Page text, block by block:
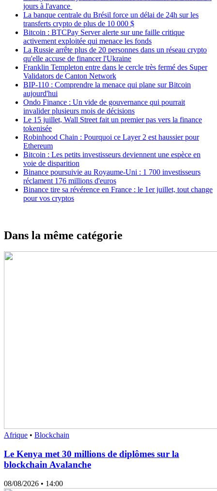
jours à l'avance
La banque centrale du Brésil force un délai de 24h sur les
transferts crypto de plus de 10 000 $
Bitcoin : BTCPay Server alerte sur une faille critique
activement exploitée qui menace les fonds
La Russie arrête plus de 20 personnes dans un réseau crypto
qu'elle accuse de financer l'Ukraine
Franklin Templeton entre dans le cercle très fermé des Super
Validators de Canton Network
BIP-110 : Comprendre la menace qui plane sur Bitcoin
aujourd'hui
Ondo Finance : Un vide de gouvernance qui pourrait
invalider plusieurs mois de décisions
Le 15 juillet, Wall Street fait un premier pas vers la finance
tokenisée
Robinhood Chain : Pourquoi ce Layer 2 est haussier pour
Ethereum
Bitcoin : Les petits investisseurs deviennent une espèce en
voie de disparition
Binance poursuivie au Royaume-Uni : 1 700 investisseurs
réclament 176 millions d'euros
Binance tire sa révérence en France : le 1er juillet, tout change
pour vos cryptos
Dans la même catégorie
Afrique • Blockchain
Le Kenya met 30 millions de diplômes sur la
blockchain Avalanche
08/08/2026 • 14:00